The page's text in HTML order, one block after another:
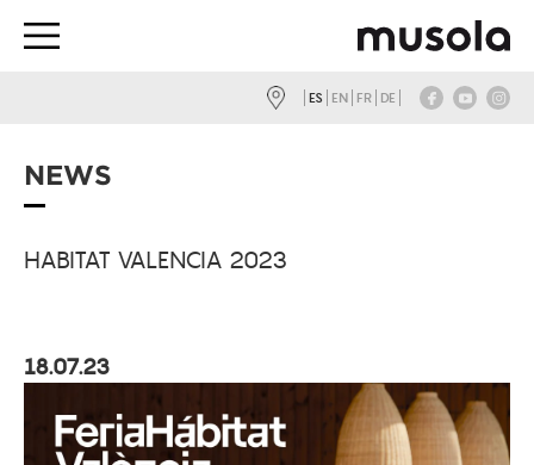
ES EN FR DE
NEWS
HABITAT VALENCIA 2023
18.07.23